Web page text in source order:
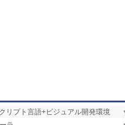
リプト言語+ビジュアル開発環境